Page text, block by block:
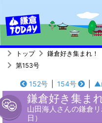
トップ 鎌倉好き集まれ！
第153号
152号 154号 ▲
鎌倉好き集ま
山田海人さんの鎌倉
日）